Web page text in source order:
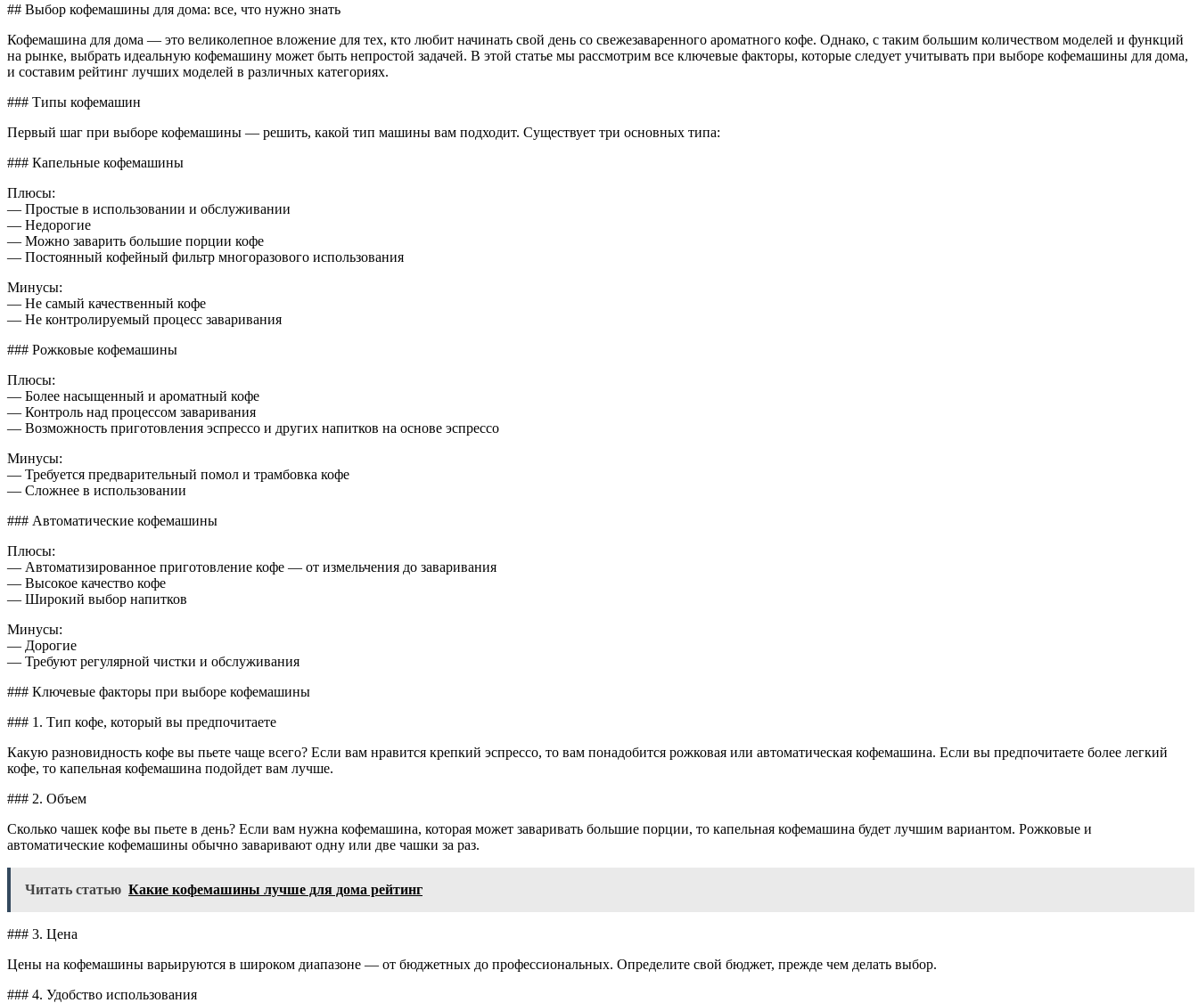
## Выбор кофемашины для дома: все, что нужно знать
Кофемашина для дома — это великолепное вложение для тех, кто любит начинать свой день со свежезаваренного ароматного кофе. Однако, с таким большим количеством моделей и функций
на рынке, выбрать идеальную кофемашину может быть непростой задачей. В этой статье мы рассмотрим все ключевые факторы, которые следует учитывать при выборе кофемашины для дома,
и составим рейтинг лучших моделей в различных категориях.
### Типы кофемашин
Первый шаг при выборе кофемашины — решить, какой тип машины вам подходит. Существует три основных типа:
### Капельные кофемашины
Плюсы:
— Простые в использовании и обслуживании
— Недорогие
— Можно заварить большие порции кофе
— Постоянный кофейный фильтр многоразового использования
Минусы:
— Не самый качественный кофе
— Не контролируемый процесс заваривания
### Рожковые кофемашины
Плюсы:
— Более насыщенный и ароматный кофе
— Контроль над процессом заваривания
— Возможность приготовления эспрессо и других напитков на основе эспрессо
Минусы:
— Требуется предварительный помол и трамбовка кофе
— Сложнее в использовании
### Автоматические кофемашины
Плюсы:
— Автоматизированное приготовление кофе — от измельчения до заваривания
— Высокое качество кофе
— Широкий выбор напитков
Минусы:
— Дорогие
— Требуют регулярной чистки и обслуживания
### Ключевые факторы при выборе кофемашины
### 1. Тип кофе, который вы предпочитаете
Какую разновидность кофе вы пьете чаще всего? Если вам нравится крепкий эспрессо, то вам понадобится рожковая или автоматическая кофемашина. Если вы предпочитаете более легкий
кофе, то капельная кофемашина подойдет вам лучше.
### 2. Объем
Сколько чашек кофе вы пьете в день? Если вам нужна кофемашина, которая может заваривать большие порции, то капельная кофемашина будет лучшим вариантом. Рожковые и
автоматические кофемашины обычно заваривают одну или две чашки за раз.
Читать статью Какие кофемашины лучше для дома рейтинг
### 3. Цена
Цены на кофемашины варьируются в широком диапазоне — от бюджетных до профессиональных. Определите свой бюджет, прежде чем делать выбор.
### 4. Удобство использования